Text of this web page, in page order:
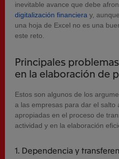
inevitable avance que debe
digitalización financiera y,
una hoja de Excel no es una
este reto.
Principales
en la elaboración de
Estos son algunos de los
a las empresas para dar el salto
apropiadas en el proceso de
actividad y en la elaboración
1. Dependencia y